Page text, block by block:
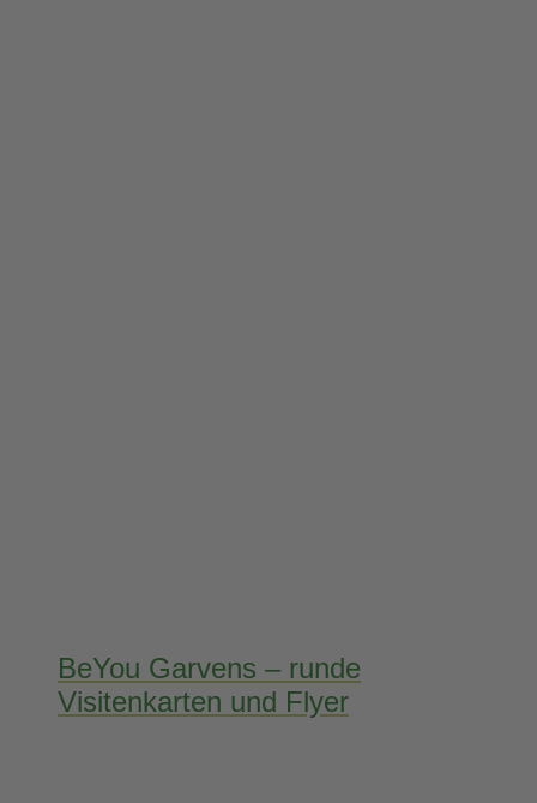
BeYou Garvens – runde
Visitenkarten und Flyer